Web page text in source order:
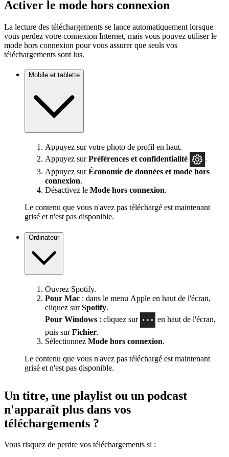
Activer le mode hors connexion
La lecture des téléchargements se lance automatiquement lorsque
vous perdez votre connexion Internet, mais vous pouvez utiliser le
mode hors connexion pour vous assurer que seuls vos
téléchargements sont lus.
Mobile et tablette
Appuyez sur votre photo de profil en haut.
Appuyez surPréférences et confidentialité
.
Appuyez surÉconomie de données et mode hors
connexion.
Désactivez le Mode hors connexion.
Le contenu que vous n'avez pas téléchargé est maintenant
grisé et n'est pas disponible.
Ordinateur
Ouvrez Spotify.
Pour Mac : dans le menu Apple en haut de l'écran,
cliquez surSpotify.
Pour Windows : cliquez sur
en haut de l'écran,
puis surFichier.
Sélectionnez Mode hors connexion.
Le contenu que vous n'avez pas téléchargé est maintenant
grisé et n'est pas disponible.
Un titre, une playlist ou un podcast
n'apparaît plus dans vos
téléchargements ?
Vous risquez de perdre vos téléchargements si :